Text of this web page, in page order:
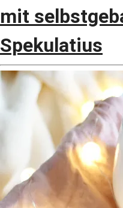
mit
Spekulatius